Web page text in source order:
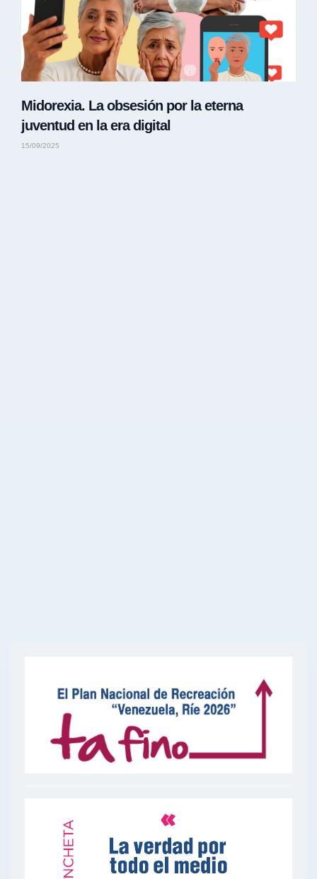
Midorexia. La obsesión por la eterna
juventud en la era digital
15/09/2025